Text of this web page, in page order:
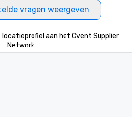
vragen weergeven
locatieprofiel aan het Cvent Supplier
Network.